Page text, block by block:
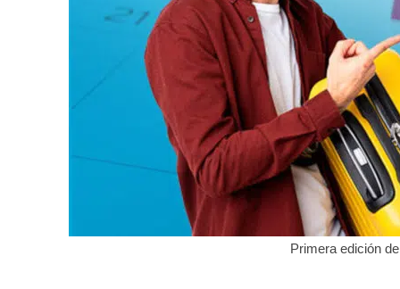
Primera edición